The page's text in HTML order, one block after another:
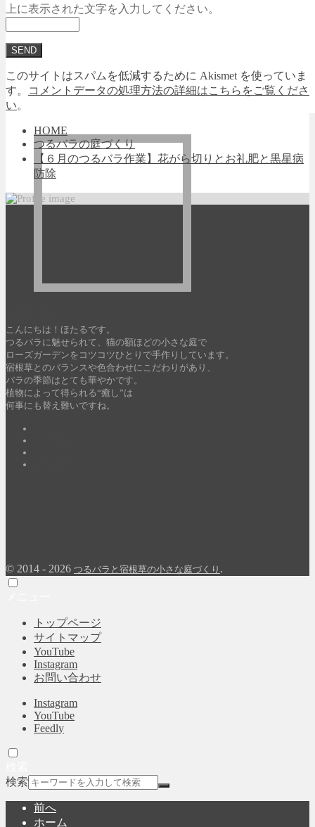
上に表示された文字を入力してください。
このサイトはスパムを低減するために Akismet を使っていま
す。
コメントデータの処理方法の詳細はこちらをご覧くださ
い。
HOME
つるバラの庭づくり
【６月のつるバラ作業】花がら切りとお礼肥と黒星病
防除
こんにちは！ほたるです。
つるバラに魅せられて、猫の額ほどの小さな庭で
ローズガーデンをコツコツひとりで手作りしています。
宿根草とのバランスや色合わせにこだわりがあり、
バラの季節はとても華やかです。
植物によって得られる“癒し”は
何事にも替え難いですね。
© 2014 - 2026 つるバラと宿根草の小さな庭づくり .
トップページ
サイトマップ
YouTube
Instagram
お問い合わせ
Instagram
YouTube
Feedly
検索
前へ
ホーム